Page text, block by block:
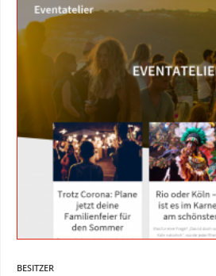
BESITZER